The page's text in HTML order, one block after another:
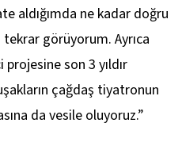
aldığımda ne kadar doğru
görüyorum. Ayrıca
son 3 yıldır
çağdaş tiyatronun
da vesile oluyoruz.”